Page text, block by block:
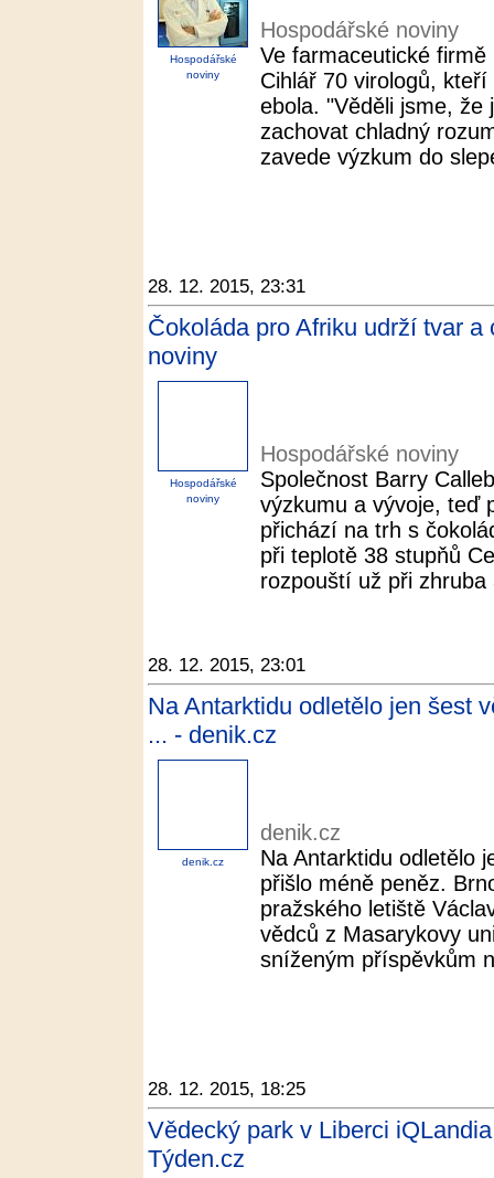
Hospodářské
noviny
Hospodářské noviny
Ve farmaceutické
Cihlář 70 virologů,
ebola. "Věděli jsme, že
zachovat chladný
zavede výzkum do
28. 12. 2015, 23:31
Čokoláda pro Afriku udrží tvar
noviny
Hospodářské
noviny
Hospodářské noviny
Společnost Barry
výzkumu a vývoje, teď
přichází na trh s
při teplotě 38 stupňů
rozpouští už při zhruba
28. 12. 2015, 23:01
Na Antarktidu odletělo jen šest
... - denik.cz
denik.cz
denik.cz
Na Antarktidu odletělo
přišlo méně peněz.
pražského letiště
vědců z Masarykovy
sníženým příspěvkům
28. 12. 2015, 18:25
Vědecký park v Liberci
Týden.cz